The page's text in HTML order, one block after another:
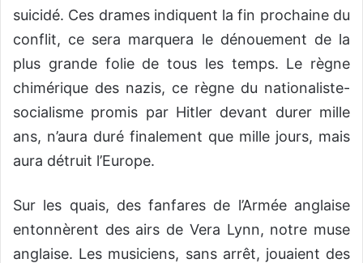
suicidé. Ces drames indiquent la fin prochaine du
conflit, ce sera marquera le dénouement de la
plus grande folie de tous les temps. Le règne
chimérique des nazis, ce règne du nationaliste-
socialisme promis par Hitler devant durer mille
ans, n’aura duré finalement que mille jours, mais
aura détruit l’Europe.
Sur les quais, des fanfares de l’Armée anglaise
entonnèrent des airs de Vera Lynn, notre muse
anglaise. Les musiciens, sans arrêt, jouaient des